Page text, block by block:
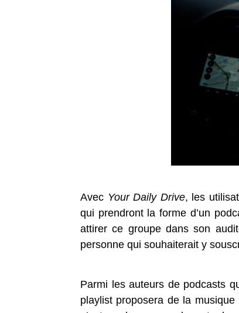
Avec Your Daily Drive, les
qui prendront la forme d’un
attirer ce groupe dans son
personne qui souhaiterait y
Parmi les auteurs de podcasts
playlist proposera de la